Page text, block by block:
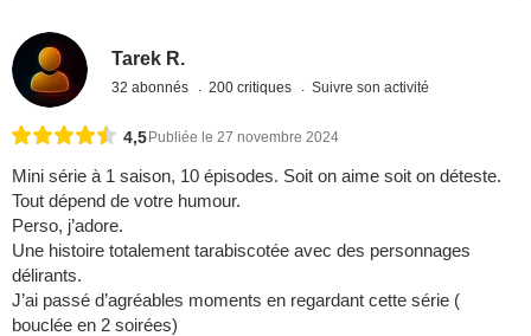
Tarek R.
32 abonnés 200 critiques Suivre son activité
4,5Publiée le 27 novembre 2024
Mini série à 1 saison, 10 épisodes. Soit on aime soit on déteste.
Tout dépend de votre humour.
Perso, j’adore.
Une histoire totalement tarabiscotée avec des personnages
délirants.
J’ai passé d’agréables moments en regardant cette série (
bouclée en 2 soirées)